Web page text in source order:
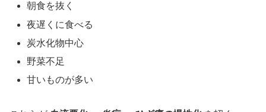
朝食を抜く
夜遅くに食べる
炭水化物中心
野菜不足
甘いものが多い